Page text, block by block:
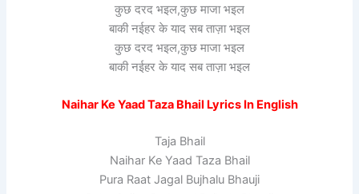
कुछ दरद भइल,कुछ माजा भइल
बाकी नईहर के याद सब ताज़ा भइल
कुछ दरद भइल,कुछ माजा भइल
बाकी नईहर के याद सब ताज़ा भइल
Naihar Ke Yaad Taza Bhail Lyrics In English
Taja Bhail
Naihar Ke Yaad Taza Bhail
Pura Raat Jagal Bujhalu Bhauji